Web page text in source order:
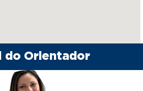
do Orientador